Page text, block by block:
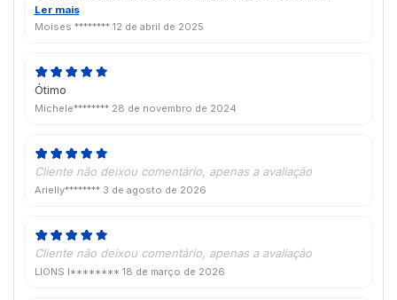
ingresso errado eh enorme!! estou tendo q cortar no
estilete um a um.....nao to dizend a area do numero e do
Ler mais
Moises ******** 12 de abril de 2025
Ótimo
Michele******** 28 de novembro de 2024
Cliente não deixou comentário, apenas a avaliação
Arielly******** 3 de agosto de 2026
Cliente não deixou comentário, apenas a avaliação
LIONS I******** 18 de março de 2026